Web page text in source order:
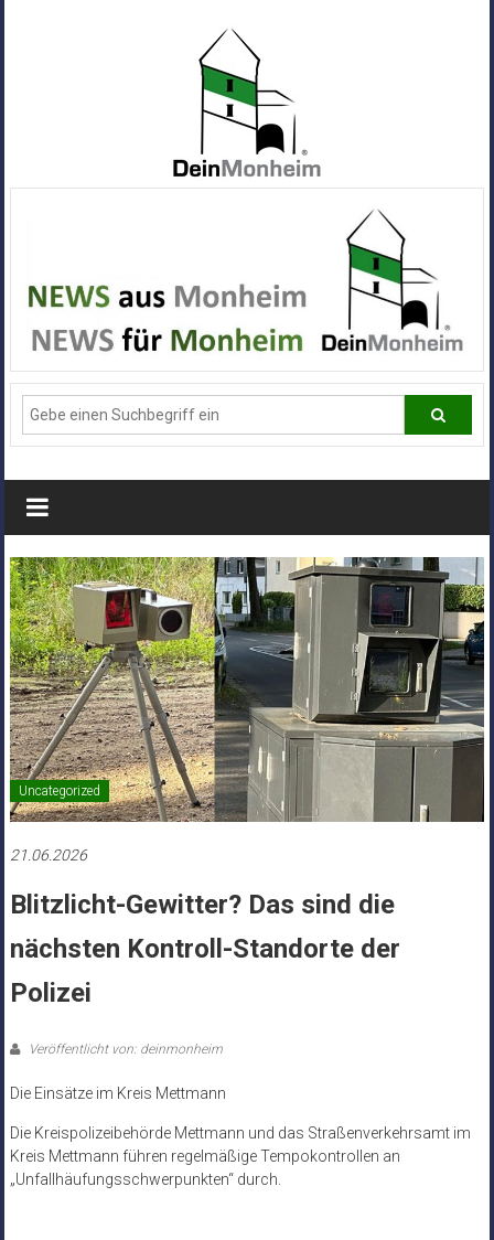
Alle
News
aus
Deiner
Stadt
Monheim
Uncategorized
21.06.2026
Blitzlicht-Gewitter? Das sind die
nächsten Kontroll-Standorte der
Polizei
Veröffentlicht von: deinmonheim
Die Einsätze im Kreis Mettmann
Die Kreispolizeibehörde Mettmann und das Straßenverkehrsamt im
Kreis Mettmann führen regelmäßige Tempokontrollen an
„Unfallhäufungsschwerpunkten“ durch.